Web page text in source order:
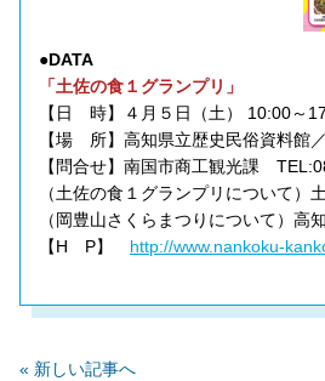
●DATA
「土佐の食１グランプリ」
【日 時】４月５日（土） 10:00～
【場 所】高知県立歴史民俗資料館
【問合せ】南国市商工観光課
（土佐の食１グランプリについて
（岡豊山さくらまつりについて）
【H P】 http://www.nankoku-
« 新しい記事へ